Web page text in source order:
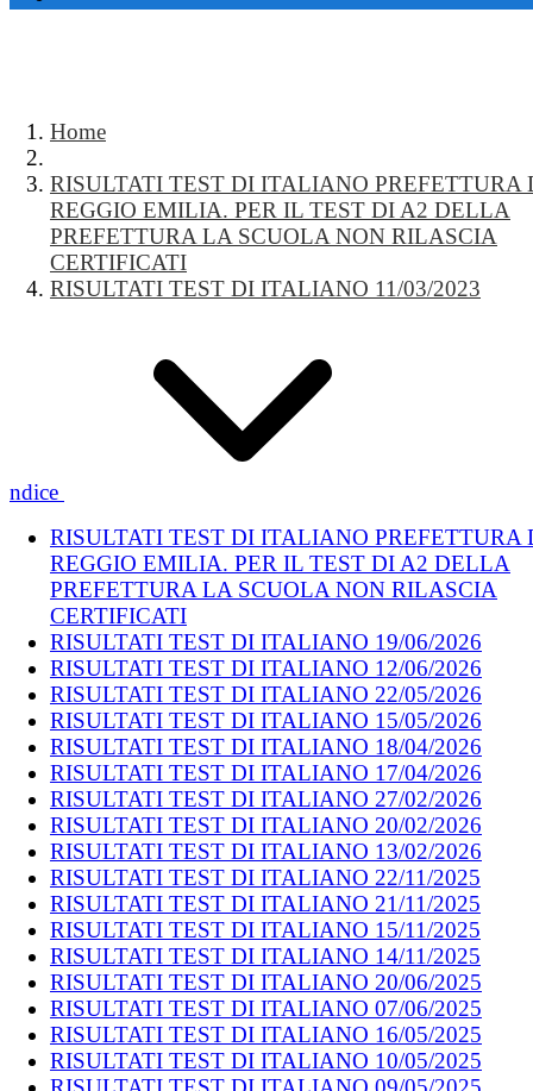
Home
RISULTATI TEST DI ITALIANO PREFETTURA
REGGIO EMILIA. PER IL TEST DI A2 DELLA
PREFETTURA LA SCUOLA NON RILASCIA
CERTIFICATI
RISULTATI TEST DI ITALIANO 11/03/2023
Indice
RISULTATI TEST DI ITALIANO PREFETTURA
REGGIO EMILIA. PER IL TEST DI A2 DELLA
PREFETTURA LA SCUOLA NON RILASCIA
CERTIFICATI
RISULTATI TEST DI ITALIANO 19/06/2026
RISULTATI TEST DI ITALIANO 12/06/2026
RISULTATI TEST DI ITALIANO 22/05/2026
RISULTATI TEST DI ITALIANO 15/05/2026
RISULTATI TEST DI ITALIANO 18/04/2026
RISULTATI TEST DI ITALIANO 17/04/2026
RISULTATI TEST DI ITALIANO 27/02/2026
RISULTATI TEST DI ITALIANO 20/02/2026
RISULTATI TEST DI ITALIANO 13/02/2026
RISULTATI TEST DI ITALIANO 22/11/2025
RISULTATI TEST DI ITALIANO 21/11/2025
RISULTATI TEST DI ITALIANO 15/11/2025
RISULTATI TEST DI ITALIANO 14/11/2025
RISULTATI TEST DI ITALIANO 20/06/2025
RISULTATI TEST DI ITALIANO 07/06/2025
RISULTATI TEST DI ITALIANO 16/05/2025
RISULTATI TEST DI ITALIANO 10/05/2025